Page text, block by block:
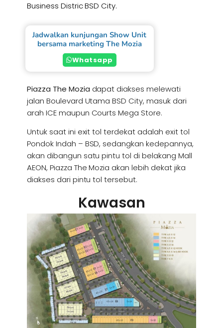
Business Distric BSD City.
Jadwalkan kunjungan Show Unit
bersama marketing The Mozia
Whatsapp
Piazza The Mozia dapat diakses melewati
jalan Boulevard Utama BSD City, masuk dari
arah ICE maupun Courts Mega Store.
Untuk saat ini exit tol terdekat adalah exit tol
Pondok Indah – BSD, sedangkan kedepannya,
akan dibangun satu pintu tol di belakang Mall
AEON, Piazza The Mozia akan lebih dekat jika
diakses dari pintu tol tersebut.
Kawasan